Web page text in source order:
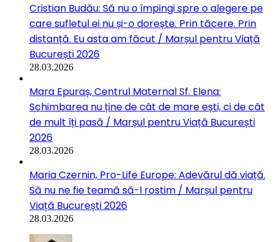
Cristian Budău: Să nu o împingi spre o alegere pe
care sufletul ei nu și-o dorește. Prin tăcere. Prin
distanță. Eu asta am făcut / Marșul pentru Viață
București 2026
28.03.2026
Mara Epuraș, Centrul Maternal Sf. Elena:
Schimbarea nu ține de cât de mare ești, ci de cât
de mult îți pasă / Marșul pentru Viață București
2026
28.03.2026
Maria Czernin, Pro-Life Europe: Adevărul dă viață.
Să nu ne fie teamă să-l rostim / Marșul pentru
Viață București 2026
28.03.2026